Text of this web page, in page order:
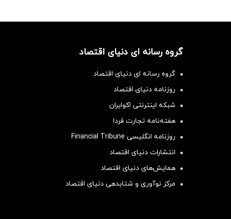
گروه رسانه ای دنیای اقتصاد
گروه رسانه ای دنیای اقتصاد
روزنامه دنیای اقتصاد
شبکه اینترنتی اکوایران
هفته‌نامه تجارت فردا
روزنامه انگلیسی Financial Tribune
انتشارات دنیای اقتصاد
همایش‌های دنیای اقتصاد
مرکز نوآوری و شتابدهی دنیای اقتصاد